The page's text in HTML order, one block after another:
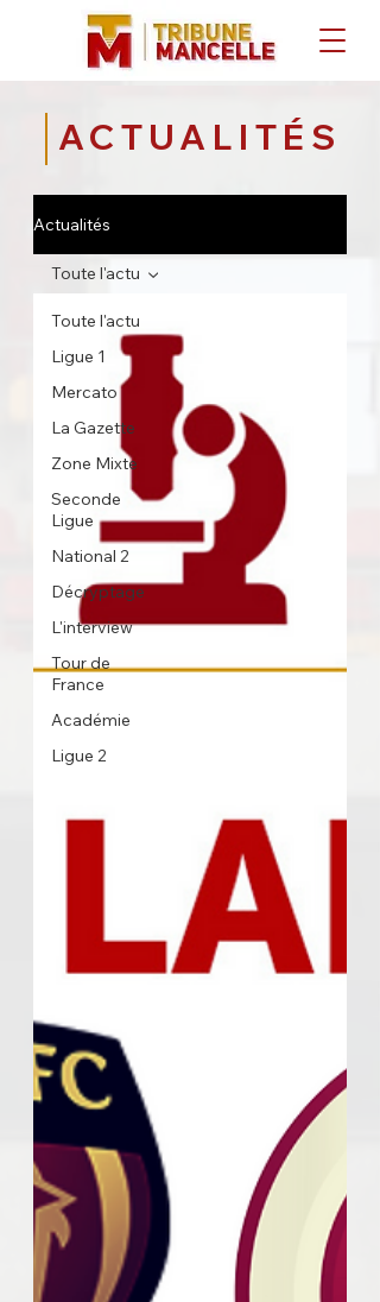
ACTUALITÉS
Actualités
Toute l'actu
Ligue 1
Mercato
La Gazette
Zone Mixte
Seconde
Ligue
National 2
Décryptage
L'interview
Tour de
France
Académie
Ligue 2
Toute l'actu